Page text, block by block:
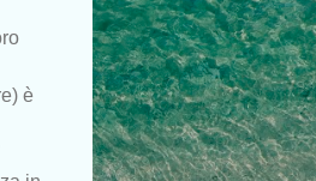
è